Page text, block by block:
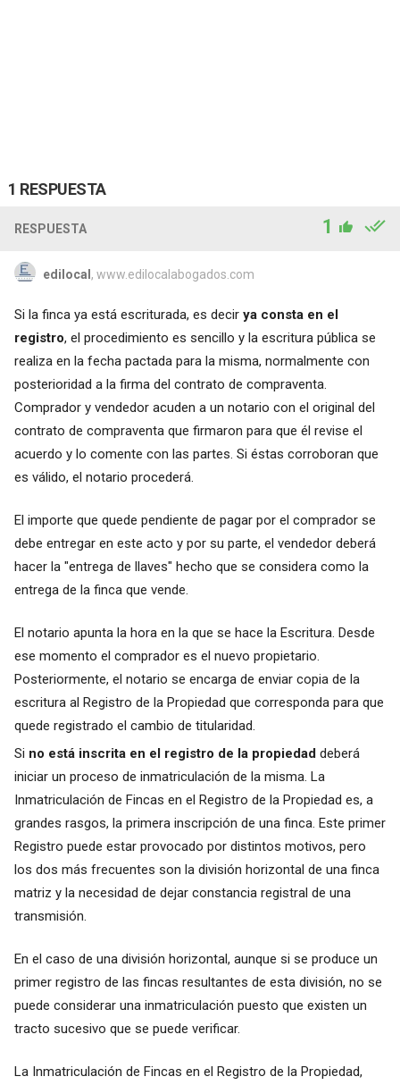
1 RESPUESTA
RESPUESTA 1
edilocal , www.edilocalabogados.com
Si la finca ya está escriturada, es decir ya consta en el
registro, el procedimiento es sencillo y la escritura pública se
realiza en la fecha pactada para la misma, normalmente con
posterioridad a la firma del contrato de compraventa.
Comprador y vendedor acuden a un notario con el original del
contrato de compraventa que firmaron para que él revise el
acuerdo y lo comente con las partes. Si éstas corroboran que
es válido, el notario procederá.
El importe que quede pendiente de pagar por el comprador se
debe entregar en este acto y por su parte, el vendedor deberá
hacer la "entrega de llaves" hecho que se considera como la
entrega de la finca que vende.
El notario apunta la hora en la que se hace la Escritura. Desde
ese momento el comprador es el nuevo propietario.
Posteriormente, el notario se encarga de enviar copia de la
escritura al Registro de la Propiedad que corresponda para que
quede registrado el cambio de titularidad.
Si no está inscrita en el registro de la propiedad deberá
iniciar un proceso de inmatriculación de la misma. La
Inmatriculación de Fincas en el Registro de la Propiedad es, a
grandes rasgos, la primera inscripción de una finca. Este primer
Registro puede estar provocado por distintos motivos, pero
los dos más frecuentes son la división horizontal de una finca
matriz y la necesidad de dejar constancia registral de una
transmisión.
En el caso de una división horizontal, aunque si se produce un
primer registro de las fincas resultantes de esta división, no se
puede considerar una inmatriculación puesto que existen un
tracto sucesivo que se puede verificar.
La Inmatriculación de Fincas en el Registro de la Propiedad,